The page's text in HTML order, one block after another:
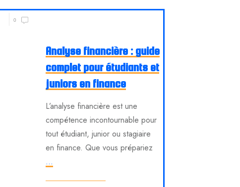
0
Analyse financière : guide
complet pour étudiants et
juniors en finance
L’analyse financière est une
compétence incontournable pour
tout étudiant, junior ou stagiaire
en finance. Que vous prépariez
...